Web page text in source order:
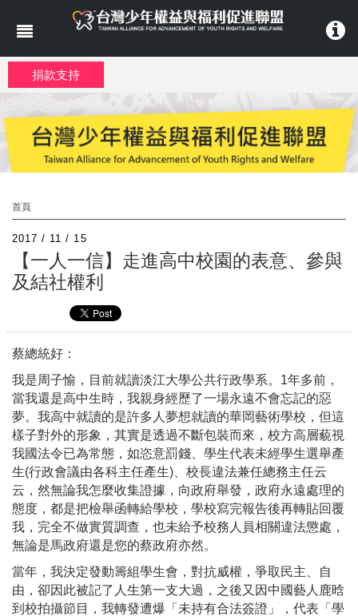
捐款支持
首頁
2017 / 11 / 15
【一人一信】走進高中校園的表意、參與
及結社權利
蔡總統好：
我是周子愉，目前就讀淡江大學公共行政學系。1年多前，
當我還是高中生時，我親身經歷了一場永遠不會忘記的惡
夢。我高中就讀的是許多人夢想就讀的華岡藝術學校，但這
樣子對外的形象，其實是透過不斷包裝而來，校方高層藐視
我國法令已為常態，如恣意罰錢、學生代表未經學生選舉產
生(行政會議由各科主任產生)、校長違法兼任總務主任云
云，然無論我怎麼收集證據，向政府舉發，政府永遠處理的
態度，都是把檢舉函轉給學校，學校寫完報告後再轉貼回覆
我，完全不做實質調查，也未給予校務人員相關違法懲處，
無論是馬政府還是您的蔡政府亦然。
當年，我決定發動籌組學生會，對抗威權，爭取民主、自
由，卻因此被記了人生第一支大過，之後又因中國藝人鹿晗
到校拍攝節目，我轉發遭爆「未持有合法簽證」，代表「學